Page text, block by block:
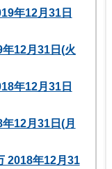
年12月31日
12月31日(火
年12月31日
12月31日(月
2018年12月31